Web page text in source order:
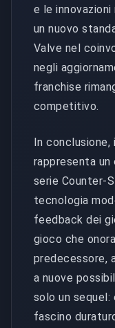
e le
un nuovo
Valve nel
negli
franchise
competitivo.
In conclusione,
rappresenta
serie Counter-
tecnologia
feedback dei
gioco che
predecessore,
a nuove
solo un sequel:
fascino